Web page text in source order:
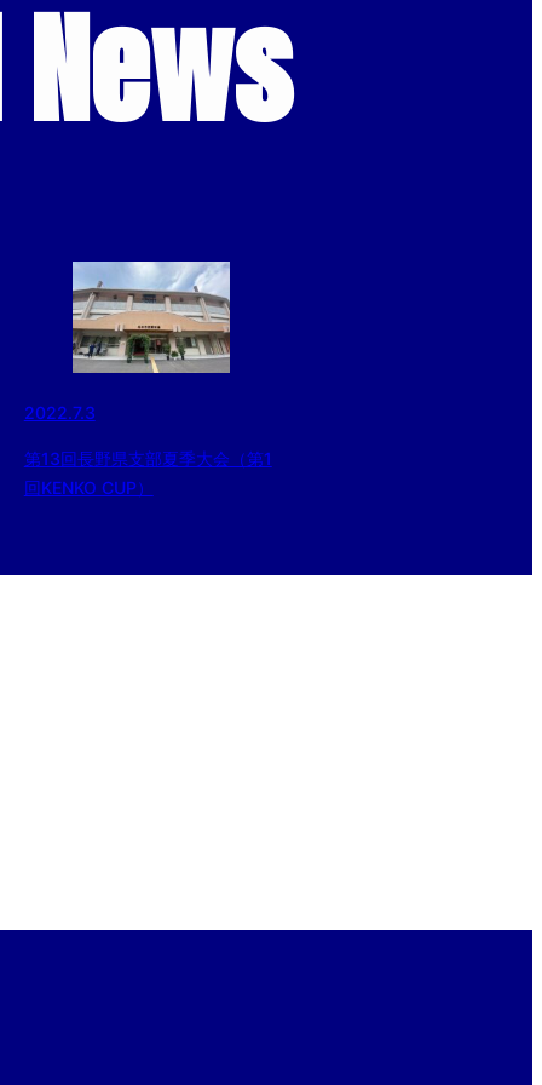
2022.7.3
第13回長野県支部夏季大会（第1
回KENKO CUP）